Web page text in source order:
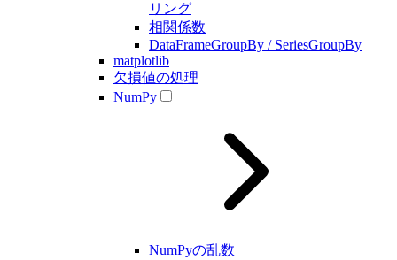
リング
相関係数
DataFrameGroupBy / SeriesGroupBy
matplotlib
欠損値の処理
NumPy
NumPyの乱数